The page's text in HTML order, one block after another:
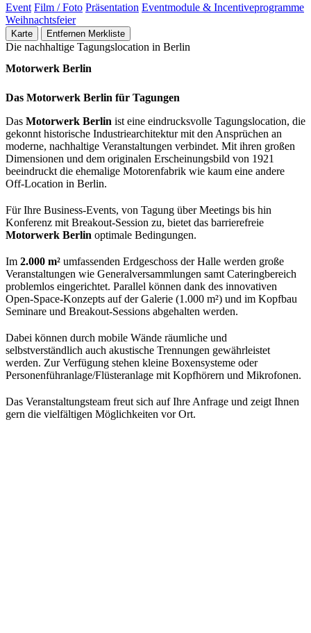
Event Film / Foto Präsentation Eventmodule & Incentiveprogramme
Weihnachtsfeier
Karte Entfernen Merkliste
Die nachhaltige Tagungslocation in Berlin
Motorwerk Berlin
Das Motorwerk Berlin für Tagungen
Das Motorwerk Berlin ist eine eindrucksvolle Tagungslocation, die
gekonnt historische Industriearchitektur mit den Ansprüchen an
moderne, nachhaltige Veranstaltungen verbindet. Mit ihren großen
Dimensionen und dem originalen Erscheinungsbild von 1921
beeindruckt die ehemalige Motorenfabrik wie kaum eine andere
Off-Location in Berlin.
Für Ihre Business-Events, von Tagung über Meetings bis hin
Konferenz mit Breakout-Session zu, bietet das barrierefreie
Motorwerk Berlin optimale Bedingungen.
Im 2.000 m² umfassenden Erdgeschoss der Halle werden große
Veranstaltungen wie Generalversammlungen samt Cateringbereich
problemlos eingerichtet. Parallel können dank des innovativen
Open-Space-Konzepts auf der Galerie (1.000 m²) und im Kopfbau
Seminare und Breakout-Sessions abgehalten werden.
Dabei können durch mobile Wände räumliche und
selbstverständlich auch akustische Trennungen gewährleistet
werden. Zur Verfügung stehen kleine Boxensysteme oder
Personenführanlage/Flüsteranlage mit Kopfhörern und Mikrofonen.
Das Veranstaltungsteam freut sich auf Ihre Anfrage und zeigt Ihnen
gern die vielfältigen Möglichkeiten vor Ort.